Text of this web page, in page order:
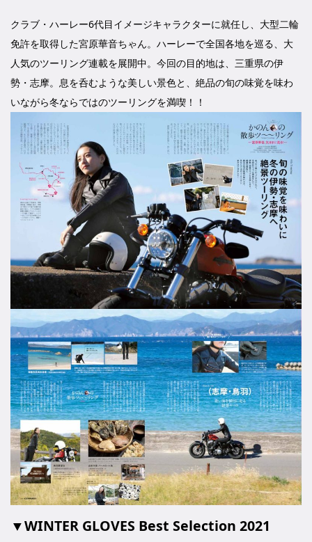
クラブ・ハーレー6代目イメージキャラクターに就任し、大型二輪
免許を取得した宮原華音ちゃん。ハーレーで全国各地を巡る、大
人気のツーリング連載を展開中。今回の目的地は、三重県の伊
勢・志摩。息を呑むような美しい景色と、絶品の旬の味覚を味わ
いながら冬ならではのツーリングを満喫！！
▼WINTER GLOVES Best Selection 2021